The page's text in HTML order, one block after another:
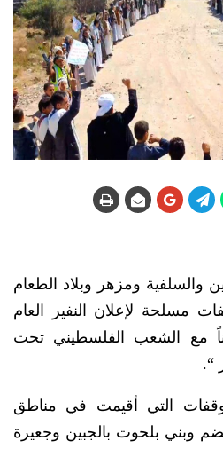
ومزهر وبلاد الطعام
مسلحة لإعلان النفير العام
مع الشعب الفلسطيني تحت
“.
التي أقيمت في مناطق
وبني بلحوت بالجبين وجعيرة